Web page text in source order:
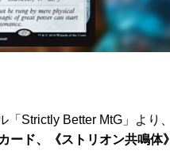
Strictly Better MtG」より、
ード、《ストリオン共鳴体》